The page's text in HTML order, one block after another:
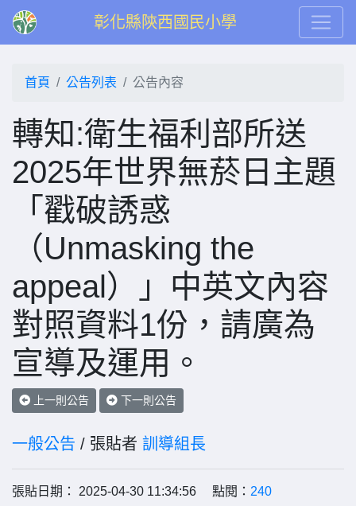
彰化縣陝西國民小學
首頁 公告列表 公告內容
轉知:衛生福利部所送
2025年世界無菸日主題
「戳破誘惑
（Unmasking the
appeal）」中英文內容
對照資料1份，請廣為
宣導及運用。
上一則公告 下一則公告
一般公告 / 張貼者 訓導組長
張貼日期： 2025-04-30 11:34:56 點閱： 240